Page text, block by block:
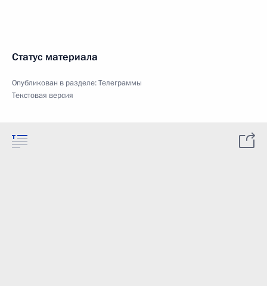
Статус материала
Опубликован в разделе:Телеграммы
Текстовая версия